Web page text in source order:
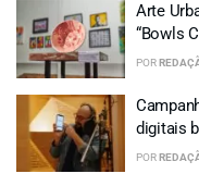
Arte
“Bowls
POR
digitais
POR